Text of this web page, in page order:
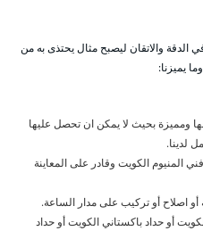
الدقة والاتقان ليصبح مثال يحتذى به من
يميزنا:
ومميزة بحيث لا يمكن ان تحصل عليها
لدينا.
الكويت وقادر على المعاينة
اصلاح أو تركيب على مدار الساعة.
أو حداد باكستاني الكويت أو حداد